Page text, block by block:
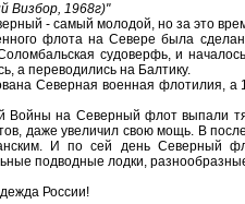
Визбор, 1968г)"
- самый молодой, но за это
флота на Севере была
судоверфь, и
а переводились на Балтику.
Северная военная флотилия,
Войны на Северный флот выпали
даже увеличил свою мощь. В
И по сей день Северный
подводные лодки,
России!